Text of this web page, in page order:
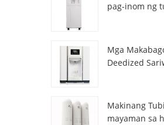
pag-inom ng
Mga
Deedized
ZL9510W
Makinang
mayaman sa